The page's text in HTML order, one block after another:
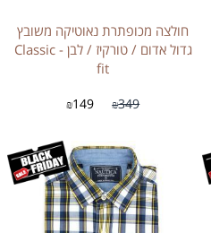
חולצה מכופתרת נאוטיקה משובץ
גדול אדום / טורקיז / לבן - Classic
fit
₪349
₪149